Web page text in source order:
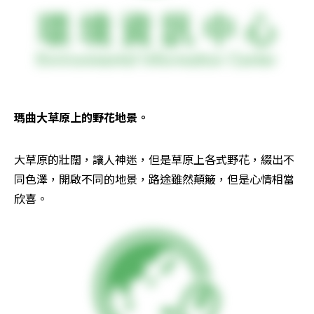
瑪曲大草原上的野花地景。
大草原的壯闊，讓人神迷，但是草原上各式野花，綴出不
同色澤，開啟不同的地景，路途雖然顛簸，但是心情相當
欣喜。